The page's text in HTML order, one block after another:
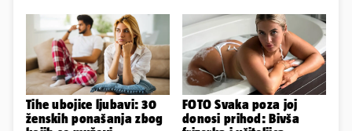
Slavonka
Tihe ubojice ljubavi: 30
ženskih ponašanja zbog
FOTO Svaka poza joj
donosi prihod: Bivša